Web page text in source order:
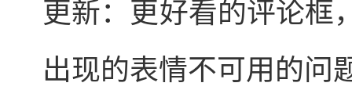
更新：更好看的评论框
出现的表情不可用的问